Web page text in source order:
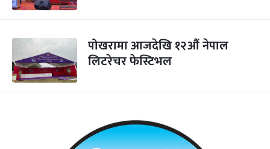
पोखरामा आजदेखि १२औं नेपाल
लिटरेचर फेस्टिभल